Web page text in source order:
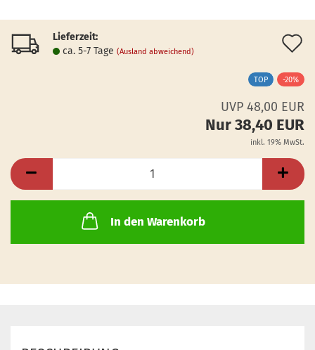
Lieferzeit:
ca. 5-7 Tage (Ausland abweichend)
TOP -20%
UVP 48,00 EUR
Nur 38,40 EUR
inkl. 19% MwSt.
In den Warenkorb